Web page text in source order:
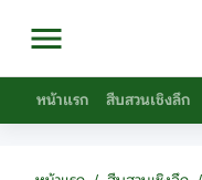
หน้าแรก สืบสวนเชิงลึก